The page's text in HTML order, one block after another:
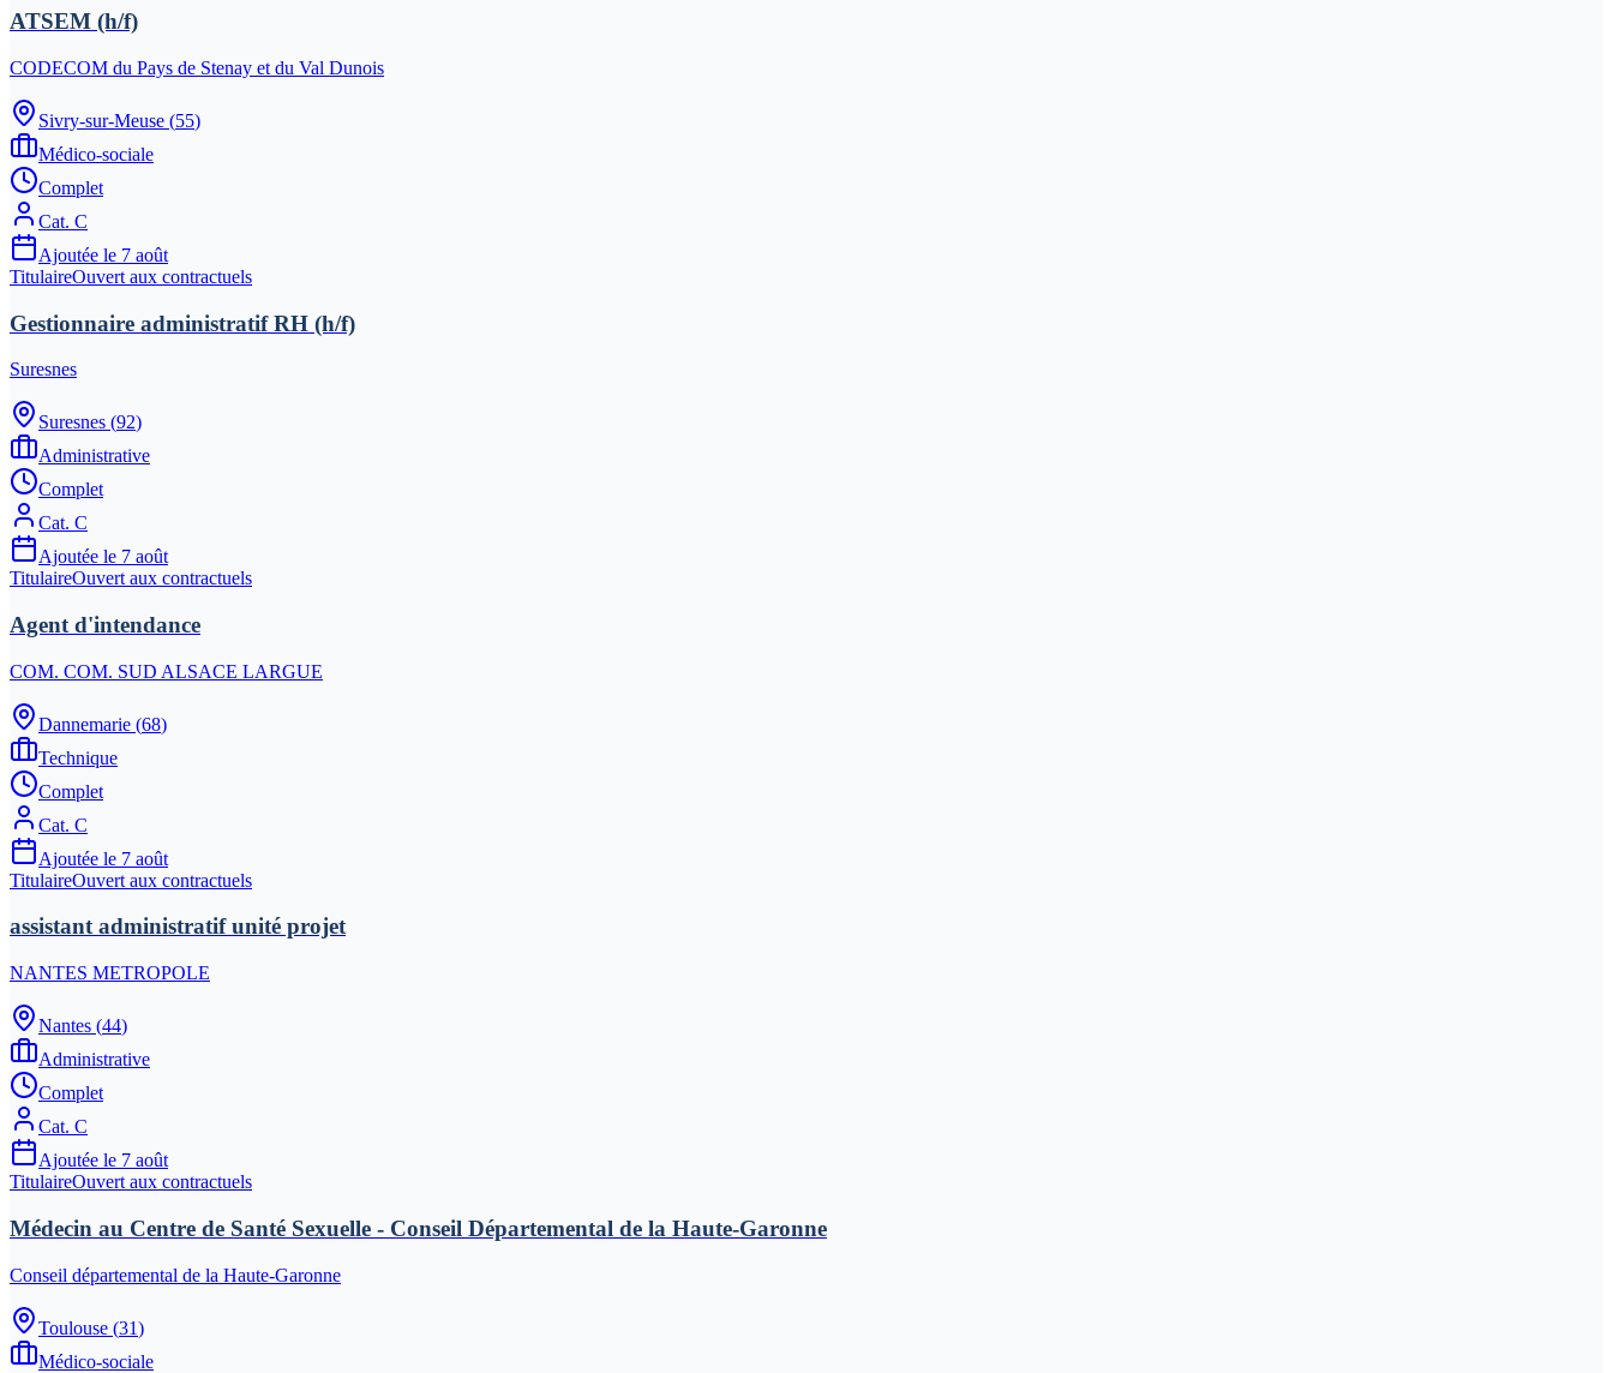
ATSEM (h/f)
CODECOM du Pays de Stenay et du Val Dunois
Sivry-sur-Meuse (55)
Médico-sociale
Complet
Cat. C
Ajoutée le 7 août
TitulaireOuvert aux contractuels
Gestionnaire administratif RH (h/f)
Suresnes
Suresnes (92)
Administrative
Complet
Cat. C
Ajoutée le 7 août
TitulaireOuvert aux contractuels
Agent d'intendance
COM. COM. SUD ALSACE LARGUE
Dannemarie (68)
Technique
Complet
Cat. C
Ajoutée le 7 août
TitulaireOuvert aux contractuels
assistant administratif unité projet
NANTES METROPOLE
Nantes (44)
Administrative
Complet
Cat. C
Ajoutée le 7 août
TitulaireOuvert aux contractuels
Médecin au Centre de Santé Sexuelle - Conseil Départemental de la Haute-Garonne
Conseil départemental de la Haute-Garonne
Toulouse (31)
Médico-sociale